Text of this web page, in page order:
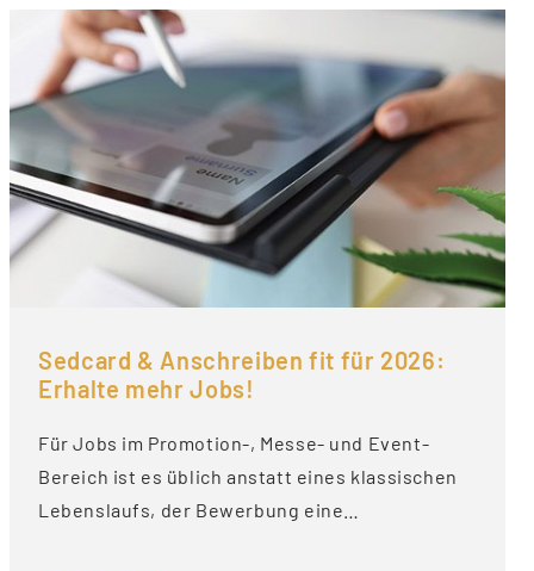
Sedcard & Anschreiben fit für 2026:
Erhalte mehr Jobs!
Für Jobs im Promotion-, Messe- und Event-
Bereich ist es üblich anstatt eines klassischen
Lebenslaufs, der Bewerbung eine…